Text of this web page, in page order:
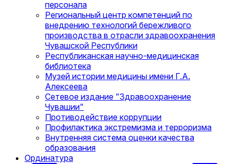
персонала
Региональный центр компетенций по
внедрению технологий бережливого
производства в отрасли здравоохранения
Чувашской Республики
Республиканская научно-медицинская
библиотека
Музей истории медицины имени Г.А.
Алексеева
Сетевое издание "Здравоохранение
Чувашии"
Противодействие коррупции
Профилактика экстремизма и терроризма
Внутренняя система оценки качества
образования
Ординатура